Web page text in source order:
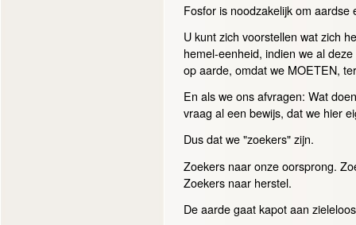
Fosfor is noodzakelijk om
U kunt zich voorstellen wat zich
hemel-eenheid, indien we al
op aarde, omdat we MOETEN,
En als we ons afvragen: Wat
vraag al een bewijs, dat we hier
Dus dat we "zoekers" zijn.
Zoekers naar onze oorsprong.
Zoekers naar herstel.
De aarde gaat kapot aan